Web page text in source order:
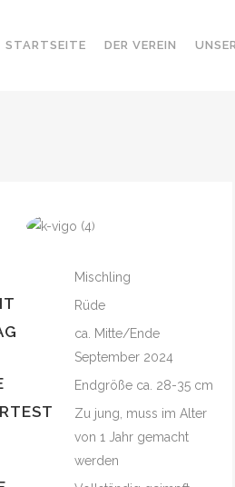
STARTSEITE DER VEREIN
Mischling
Rüde
ca. Mitte/Ende
September 2024
Endgröße ca. 28-35 cm
Zu jung, muss im Alter
von 1 Jahr gemacht
werden